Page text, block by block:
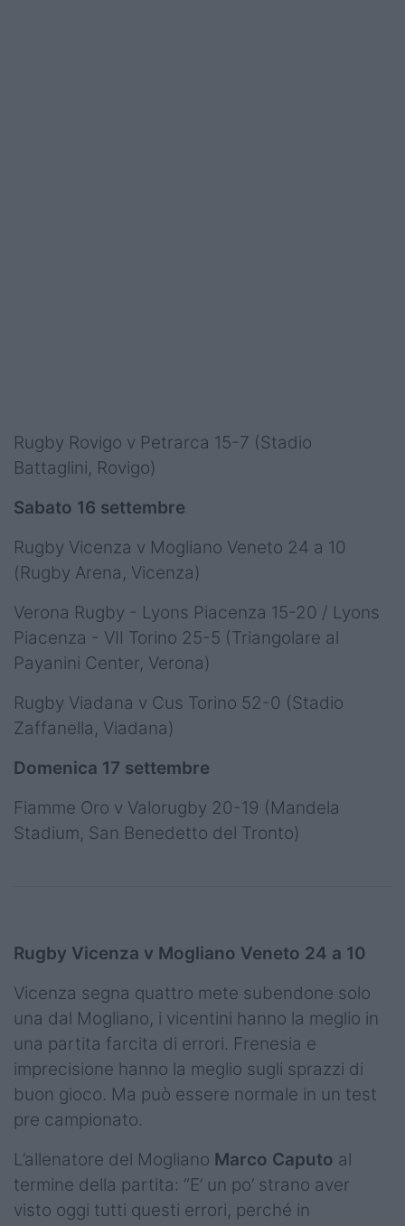
Rugby Rovigo v Petrarca 15-7 (Stadio
Battaglini, Rovigo)
Sabato 16 settembre
Rugby Vicenza v Mogliano Veneto 24 a 10
(Rugby Arena, Vicenza)
Verona Rugby - Lyons Piacenza 15-20 / Lyons
Piacenza - VII Torino 25-5 (Triangolare al
Payanini Center, Verona)
Rugby Viadana v Cus Torino 52-0 (Stadio
Zaffanella, Viadana)
Domenica 17 settembre
Fiamme Oro v Valorugby 20-19 (Mandela
Stadium, San Benedetto del Tronto)
Rugby Vicenza v Mogliano Veneto 24 a 10
Vicenza segna quattro mete subendone solo
una dal Mogliano, i vicentini hanno la meglio in
una partita farcita di errori. Frenesia e
imprecisione hanno la meglio sugli sprazzi di
buon gioco. Ma può essere normale in un test
pre campionato.
L’allenatore del Mogliano Marco Caputo al
termine della partita: “E’ un po’ strano aver
visto oggi tutti questi errori, perché in